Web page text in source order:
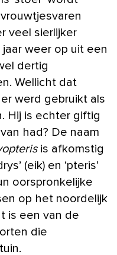
veel sierlijker
weer op uit een
dertig
Wellicht dat
werd gebruikt als
Hij is echter giftig
had? De naam
is afkomstig
(eik) en ‘pteris’
oorspronkelijke
op het noordelijk
is een van de
die